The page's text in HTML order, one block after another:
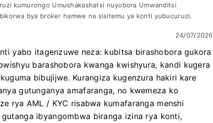
kumurongo Umushakashatsi nuyobora Umwanditsi
bya broker hamwe na sisitemu ya konti yubucuruzi.
24/07/2026
yabo itagenzuwe neza: kubitsa birashobora gukora
barashobora kwanga kwishyura, kandi kugera
bibujijwe. Kurangiza kugenzura hakiri kare
gutunganya amafaranga, no kwemeza ko
rya AML / KYC risabwa kumafaranga menshi
ibyangombwa biranga izina rya konti,